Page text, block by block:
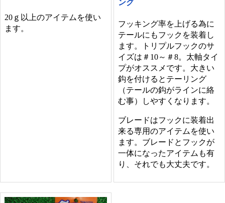
20ｇ以上のアイテムを使い
ます。
ング
フッキング率を上げる為に
テールにもフックを装着し
ます。トリプルフックのサ
イズは＃10～＃8。太軸タイ
プがオススメです。大きい
鈎を付けるとテーリング
（テールの鈎がラインに絡
む事）しやすくなります。
ブレードはフックに装着出
来る専用のアイテムを使い
ます。ブレードとフックが
一体になったアイテムも有
り、それでも大丈夫です。